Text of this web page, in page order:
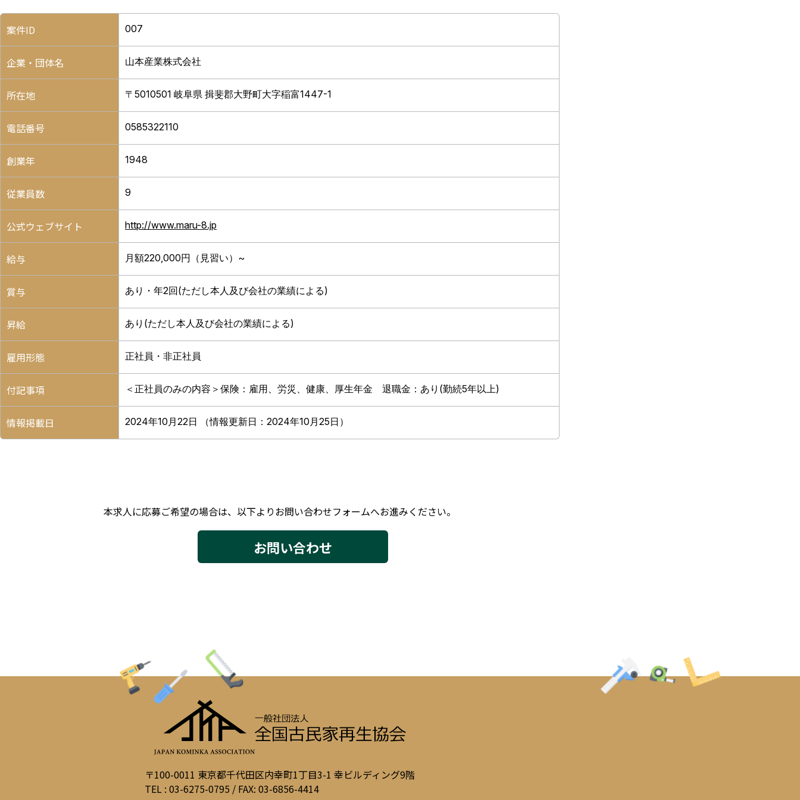
案件ID 007
企業・団体名 山本産業株式会社
所在地 〒5010501 岐阜県 揖斐郡大野町大字稲富1447-1
電話番号 0585322110
創業年 1948
従業員数 9
公式ウェブサイト http://www.maru-8.jp
給与 月額220,000円（見習い）~
賞与 あり・年2回(ただし本人及び会社の業績による)
昇給 あり(ただし本人及び会社の業績による)
雇用形態 正社員・非正社員
付記事項 ＜正社員のみの内容＞保険：雇用、労災、健康、厚生年金 退職金：あり(勤続5年以上)
情報掲載日 2024年10月22日 （情報更新日：2024年10月25日）
本求人に応募ご希望の場合は、 以下よりお問い合わせフォームへお進みください。
お問い合わせ
〒100-0011 東京都千代田区内幸町1丁目3-1 幸ビルディング9階
TEL : 03-6275-0795 / FAX: 03-6856-4414